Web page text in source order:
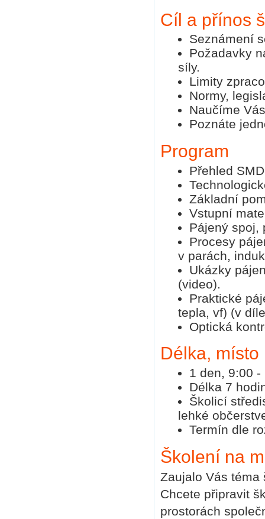
Cíl a přínos
Seznámení
Požadavky
síly.
Limity
Normy,
Naučíme
Poznáte
Program
Přehled
Základní
Vstupní
Pájený spoj,
Procesy
v parách,
Ukázky
(video).
Praktické
tepla, vf) (v
Optická
Délka,
1 den, 9:00
Délka 7
Školicí
lehké
Termín dle
Školení na
Zaujalo Vás
Chcete připravit
prostorách